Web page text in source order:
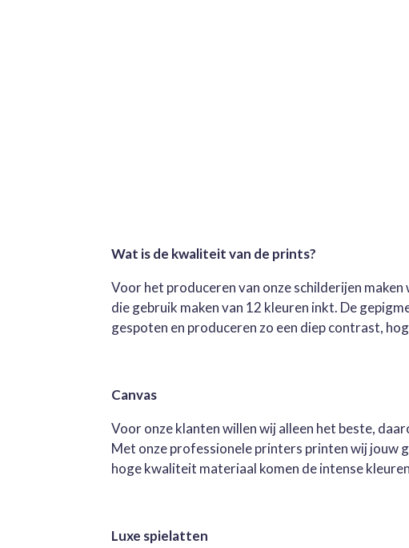
Wat is de kwaliteit van de prints?
Voor het produceren van onze schilderijen
die gebruik maken van 12 kleuren inkt. De
gespoten en produceren zo een diep contrast,
Canvas
Voor onze klanten willen wij alleen het beste,
Met onze professionele printers printen wij jouw
hoge kwaliteit materiaal komen de intense
Luxe spielatten